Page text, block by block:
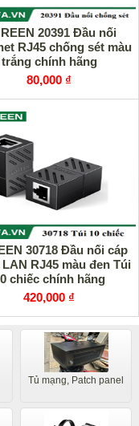
20391 Đầu nối
RJ45 chống sét màu
trắng chính hãng
80,000 ₫
30718 Đầu nối cáp
RJ45 màu đen Túi
chiếc chính hãng
420,000 ₫
Tủ mạng, Patch panel